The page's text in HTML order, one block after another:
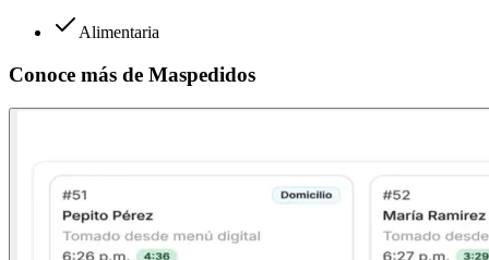
Alimentaria
Conoce más de Maspedidos